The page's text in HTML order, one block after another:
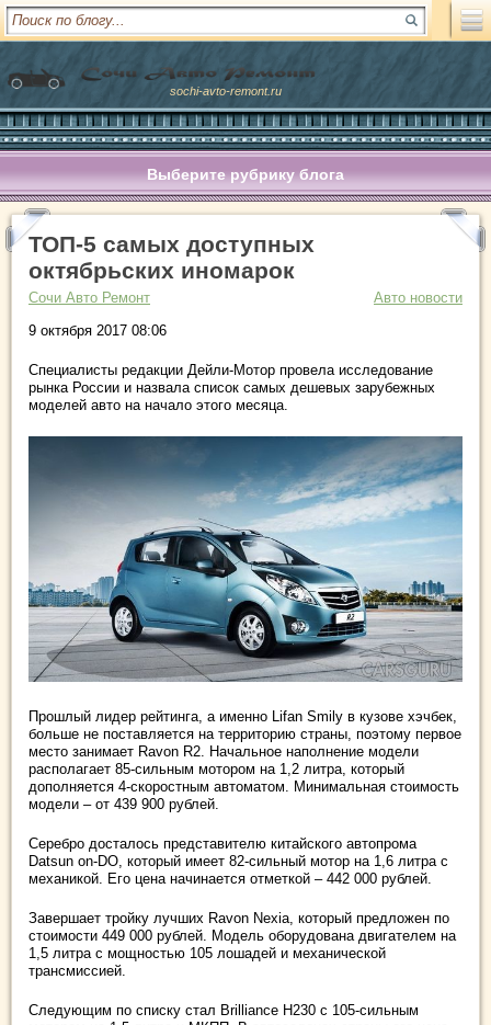
sochi-avto-remont.ru
Выберите рубрику блога
ТОП-5 самых доступных
октябрьских иномарок
Сочи Авто Ремонт
Авто новости
9 октября 2017 08:06
Специалисты редакции Дейли-Мотор провела исследование
рынка России и назвала список самых дешевых зарубежных
моделей авто на начало этого месяца.
Прошлый лидер рейтинга, а именно Lifan Smily в кузове хэчбек,
больше не поставляется на территорию страны, поэтому первое
место занимает Ravon R2. Начальное наполнение модели
располагает 85-сильным мотором на 1,2 литра, который
дополняется 4-скоростным автоматом. Минимальная стоимость
модели – от 439 900 рублей.
Серебро досталось представителю китайского автопрома
Datsun on-DO, который имеет 82-сильный мотор на 1,6 литра с
механикой. Его цена начинается отметкой – 442 000 рублей.
Завершает тройку лучших Ravon Nexia, который предложен по
стоимости 449 000 рублей. Модель оборудована двигателем на
1,5 литра с мощностью 105 лошадей и механической
трансмиссией.
Следующим по списку стал Brilliance H230 с 105-сильным